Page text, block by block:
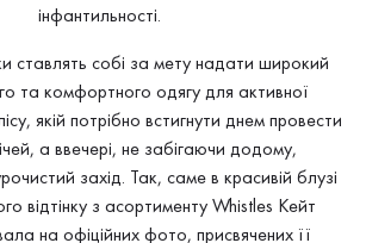
інфантильності.
ставлять собі за мету надати широкий
та комфортного одягу для активної
якій потрібно встигнути днем ​​провести
а ввечері, не забігаючи додому,
захід. Так, саме в красивій блузі
відтінку з асортименту Whistles Кейт
на офіційних фото, присвячених її